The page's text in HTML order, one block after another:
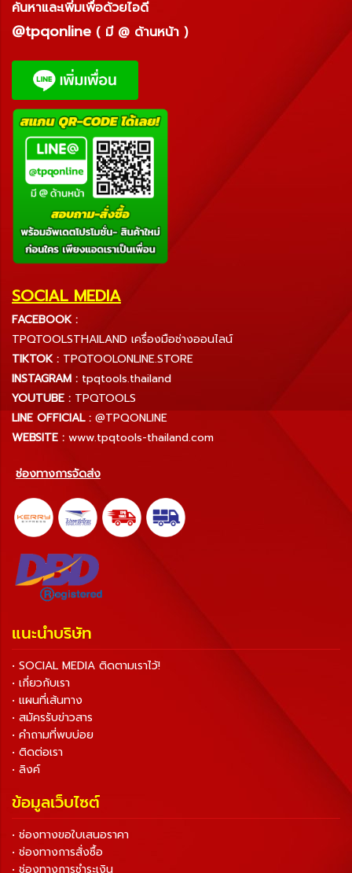
ค้นหาและเพิ่มเพื่อด้วยไอดี
@tpqonline ( มี @ ด้านหน้า )
SOCIAL MEDIA
FACEBOOK :
TPQTOOLSTHAILAND เครื่องมือช่างออนไลน์
TIKTOK : TPQTOOLONLINE.STORE
INSTAGRAM : tpqtools.thailand
YOUTUBE : TPQTOOLS
LINE OFFICIAL : @TPQONLINE
WEBSITE : www.tpqtools-thailand.com
ช่องทางการจัดส่ง
แนะนำบริษัท
• SOCIAL MEDIA ติดตามเราไว้!
• เกี่ยวกับเรา
• แผนที่เส้นทาง
• สมัครรับข่าวสาร
• คำถามที่พบบ่อย
• ติดต่อเรา
• ลิงค์
ข้อมูลเว็บไซต์
• ช่องทางขอใบเสนอราคา
• ช่องทางการสั่งซื้อ